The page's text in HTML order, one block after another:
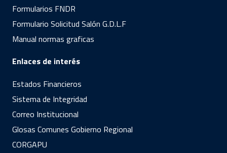
Formularios FNDR
Formulario Solicitud Salón G.D.L.F
Manual normas graficas
Enlaces de interés
Estados Financieros
Sistema de Integridad
Correo Institucional
Glosas Comunes Gobierno Regional
CORGAPU